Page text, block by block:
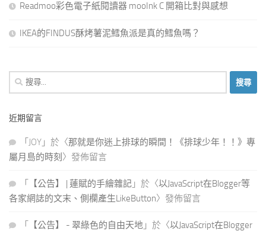
Readmoo彩色電子紙閱讀器 mooInk C 開箱比對與感想
IKEA的FINDUS酥烤薯泥鱈魚派是真的鱈魚嗎？
搜
尋
鍵
近期留言
「 JOY 」於〈那就是你迷上排球的瞬間！《排球少年！！》專
屬月島的時刻 〉發佈留言
「 【公告】 | 蓮賦的手繪雜記 」於〈以JavaScript在Blogger等
各家網誌的文末、側欄產生LikeButton〉發佈留言
「 【公告】 - 翠綠色的自由天地 」於〈以JavaScript在Blogger